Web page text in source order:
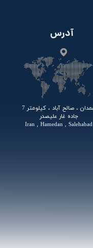
همدان ، صالح آباد ، کیلومتر 7
جاده غار علیصدر
Iran , Hamedan , Salehabad
آدرس